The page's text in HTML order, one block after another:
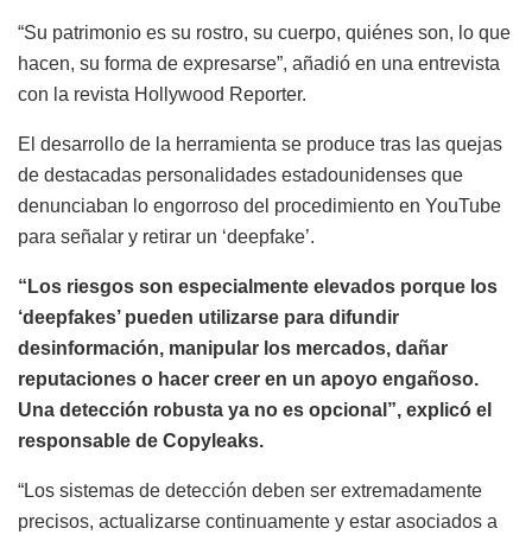
“Su patrimonio es su rostro, su cuerpo, quiénes son, lo que
hacen, su forma de expresarse”, añadió en una entrevista
con la revista Hollywood Reporter.
El desarrollo de la herramienta se produce tras las quejas
de destacadas personalidades estadounidenses que
denunciaban lo engorroso del procedimiento en YouTube
para señalar y retirar un ‘deepfake’.
“Los riesgos son especialmente elevados porque los
‘deepfakes’ pueden utilizarse para difundir
desinformación, manipular los mercados, dañar
reputaciones o hacer creer en un apoyo engañoso.
Una detección robusta ya no es opcional”, explicó el
responsable de Copyleaks.
“Los sistemas de detección deben ser extremadamente
precisos, actualizarse continuamente y estar asociados a